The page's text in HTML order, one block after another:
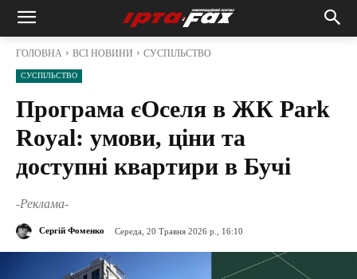
ГОЛОВНА ВСІ НОВИНИ СУСПІЛЬСТВО
СУСПІЛЬСТВО
Програма єОселя в ЖК Park
Royal: умови, ціни та
доступні квартири в Бучі
-Реклама-
Сергій Фоменко Середа, 20 Травня 2026 р., 16:10